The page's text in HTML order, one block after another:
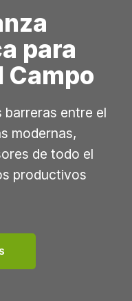
para
Campo
barreras entre el
modernas,
de todo el
productivos